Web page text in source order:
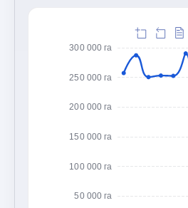
50 000 га
100 000 га
150 000 га
200 000 га
250 000 га
300 000 га